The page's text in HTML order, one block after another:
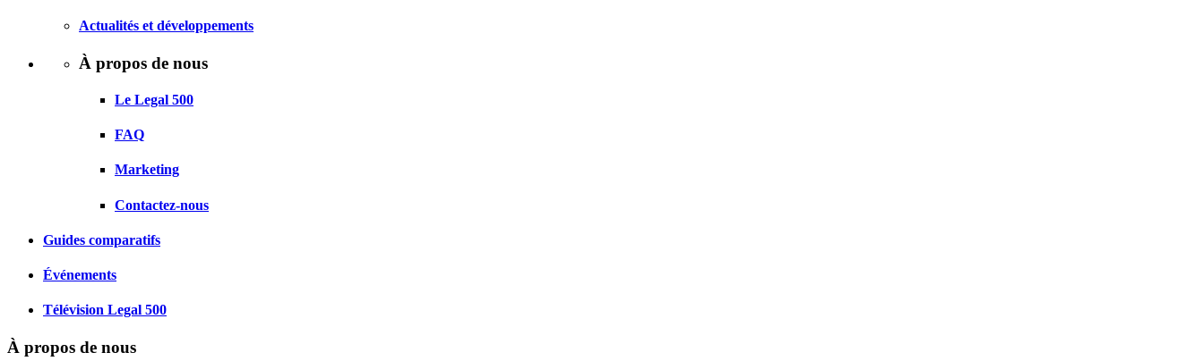
Actualités et développements
À propos de nous
Le Legal 500
FAQ
Marketing
Contactez-nous
Guides comparatifs
Événements
Télévision Legal 500
À propos de nous